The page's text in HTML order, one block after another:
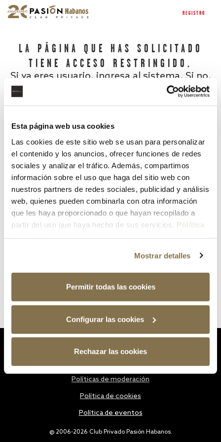
Esta página web usa cookies
Las cookies de este sitio web se usan para personalizar
el contenido y los anuncios, ofrecer funciones de redes
sociales y analizar el tráfico. Además, compartimos
información sobre el uso que haga del sitio web con
nuestros partners de redes sociales, publicidad y análisis
web, quienes pueden combinarla con otra información
que les haya proporcionado o que hayan recopilado a
partir del uso que haya hecho de sus servicios. Política
Mostrar detalles
Permitir todas las cookies
Configurar las cookies
Rechazar las cookies
REGISTRO
LA PÁGINA QUE HAS SOLICITADO
TIENE ACCESO RESTRINGIDO.
Si ya eres usuario, ingresa al sistema. Si no,
¿Has olvidado tu contraseña?
@ 2006-2026 Club Privado Pasión Habanos.
Políticas de moderación
Política de cookies
Política de eventos